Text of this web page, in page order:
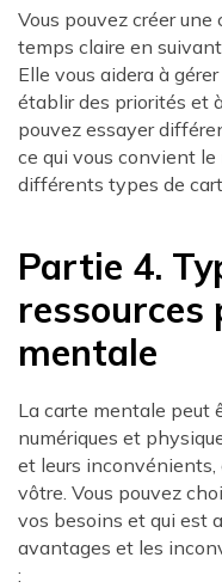
Vous pouvez créer
temps claire en
Elle vous aidera à
établir des priorités et
pouvez essayer
ce qui vous convient
différents types de
Partie 4.
ressources
mentale
La carte mentale peut
numériques et
et leurs
vôtre. Vous pouvez
vos besoins et qui est
avantages et les
: